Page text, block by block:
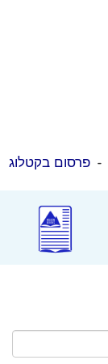
-פרסום בקטלוג